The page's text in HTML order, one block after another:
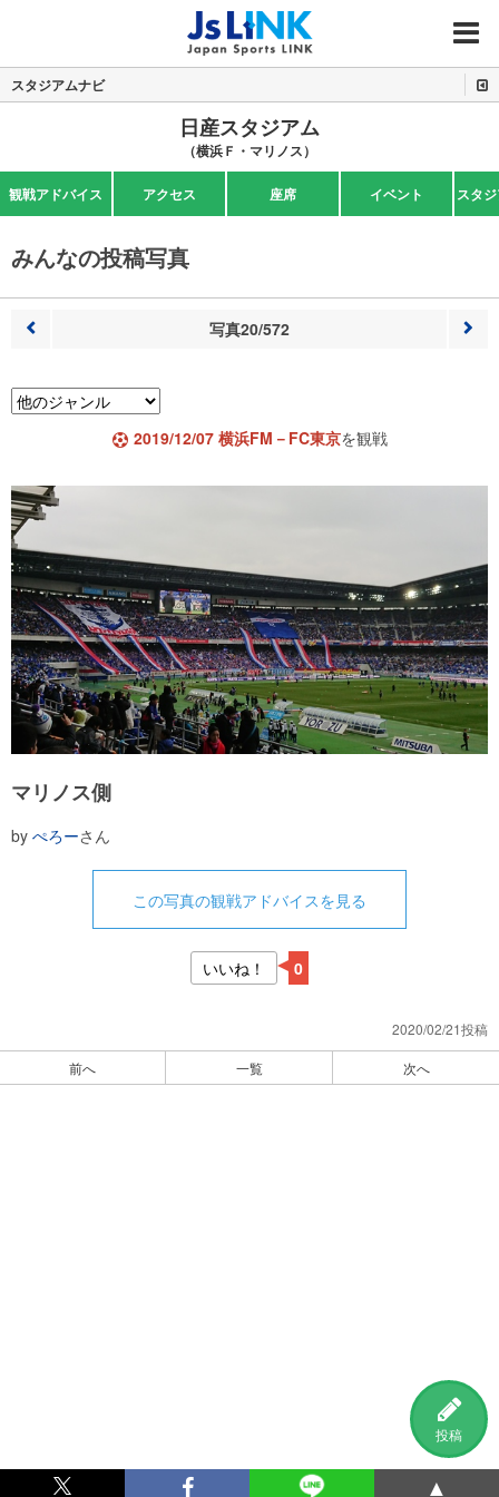
MENU
投稿
スタジアムナビ
日産スタジアム
（横浜Ｆ・マリノス）
観戦アドバイス アクセス 座席 イベント スタ
みんなの投稿写真
写真20/572
2019/12/07 横浜FM－FC東京を観戦
マリノス側
by ぺろーさん
この写真の観戦アドバイスを見る
いいね！ 0
2020/02/21投稿
前へ 一覧 次へ
▲